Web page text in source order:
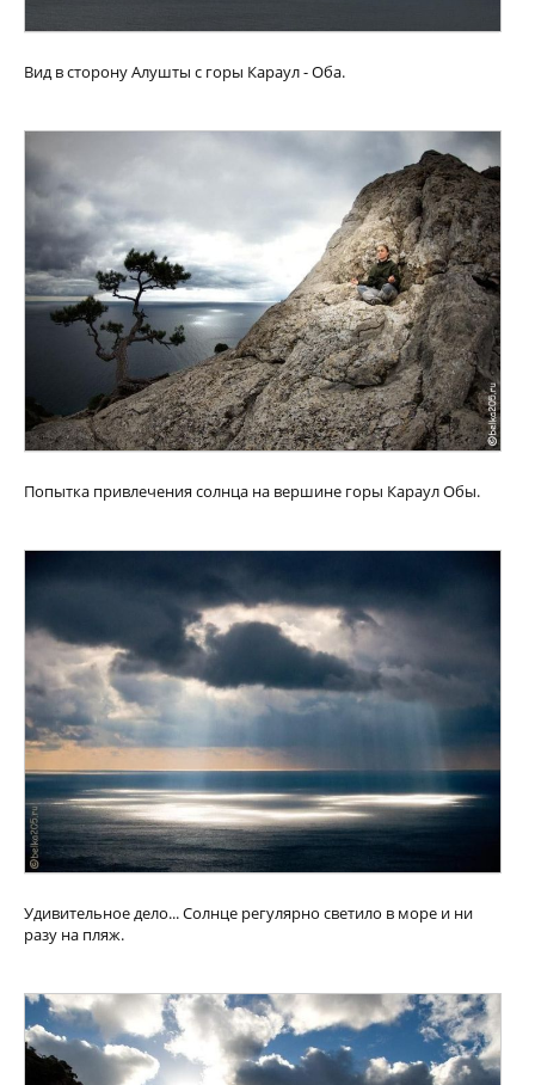
Вид в сторону Алушты с горы Караул - Оба.
Попытка привлечения солнца на вершине горы Караул Обы.
Удивительное дело... Солнце регулярно светило в море и ни
разу на пляж.